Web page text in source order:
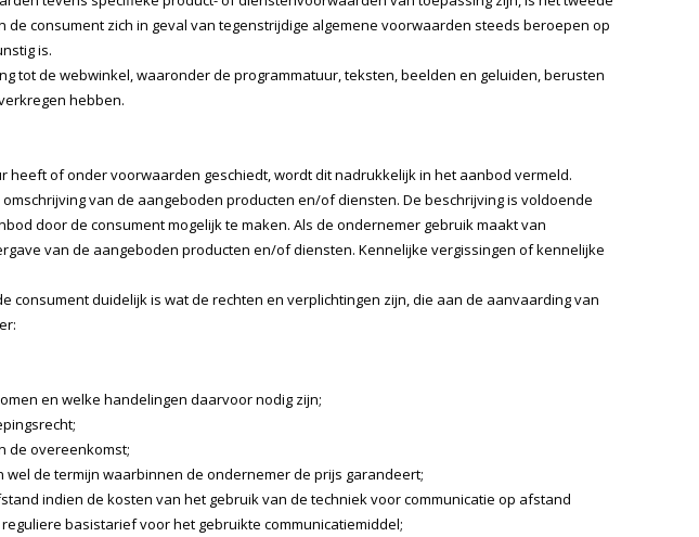
consument zich in geval van tegenstrijdige algemene voorwaarden steeds beroepen op
is.
tot de webwinkel, waaronder de programmatuur, teksten, beelden en geluiden, berusten
hebben.
of onder voorwaarden geschiedt, wordt dit nadrukkelijk in het aanbod vermeld.
van de aangeboden producten en/of diensten. De beschrijving is voldoende
door de consument mogelijk te maken. Als de ondernemer gebruik maakt van
van de aangeboden producten en/of diensten. Kennelijke vergissingen of kennelijke
duidelijk is wat de rechten en verplichtingen zijn, die aan de aanvaarding van
en welke handelingen daarvoor nodig zijn;
de overeenkomst;
de termijn waarbinnen de ondernemer de prijs garandeert;
indien de kosten van het gebruik van de techniek voor communicatie op afstand
basistarief voor het gebruikte communicatiemiddel;